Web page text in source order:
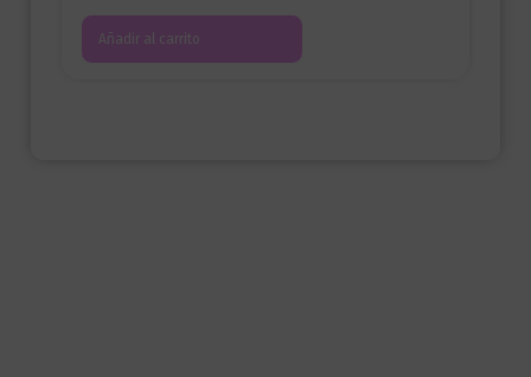
Añadir al carrito